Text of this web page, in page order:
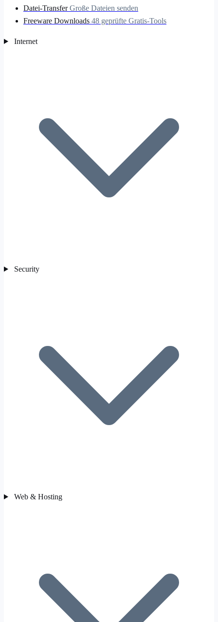
Datei-Transfer Große Dateien senden
Freeware Downloads 48 geprüfte Gratis-Tools
Internet
Security
Web & Hosting